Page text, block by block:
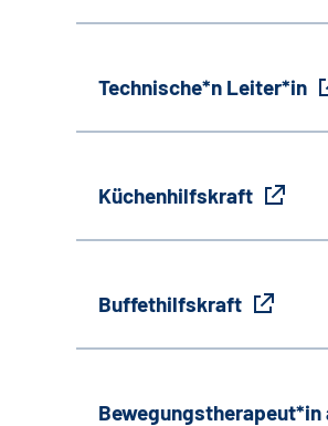
Technische*n Leiter*in
Küchenhilfskraft
Buffethilfskraft